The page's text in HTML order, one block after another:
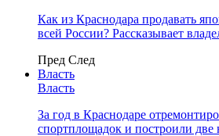
Как из Краснодара продавать
всей России? Рассказывает
Пред След
Власть
Власть
За год в Краснодаре
спортплощадок и построили две